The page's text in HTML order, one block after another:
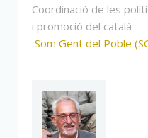
Coordinació de les
i promoció del català
Som Gent del Poble